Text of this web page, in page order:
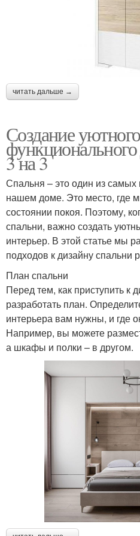
читать дальше →
Создание
3 на 3
Спальня – это один из
нашем доме. Это место, где
состоянии покоя. Поэтому,
спальни, важно создать
интерьер. В этой статье мы
подходов к дизайну спальни
План спальни
Перед тем, как приступить к
разработать план.
интерьера вам нужны, и где
Например, вы можете
а шкафы и полки – в другом.